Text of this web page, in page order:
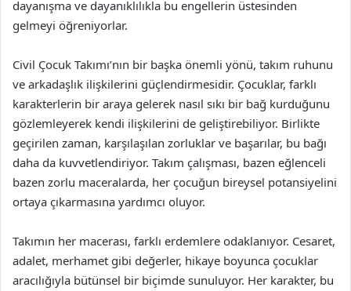
dayanışma ve dayanıklılıkla bu engellerin üstesinden
gelmeyi öğreniyorlar.
Civil Çocuk Takımı’nın bir başka önemli yönü, takım ruhunu
ve arkadaşlık ilişkilerini güçlendirmesidir. Çocuklar, farklı
karakterlerin bir araya gelerek nasıl sıkı bir bağ kurduğunu
gözlemleyerek kendi ilişkilerini de geliştirebiliyor. Birlikte
geçirilen zaman, karşılaşılan zorluklar ve başarılar, bu bağı
daha da kuvvetlendiriyor. Takım çalışması, bazen eğlenceli
bazen zorlu maceralarda, her çocuğun bireysel potansiyelini
ortaya çıkarmasına yardımcı oluyor.
Takımın her macerası, farklı erdemlere odaklanıyor. Cesaret,
adalet, merhamet gibi değerler, hikaye boyunca çocuklar
aracılığıyla bütünsel bir biçimde sunuluyor. Her karakter, bu